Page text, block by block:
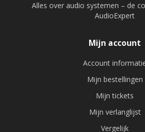
Alles over audio systemen – de
AudioExpert
Mijn account
Account
Mijn bestellingen
Mijn tickets
Mijn verlanglijst
Vergelijk